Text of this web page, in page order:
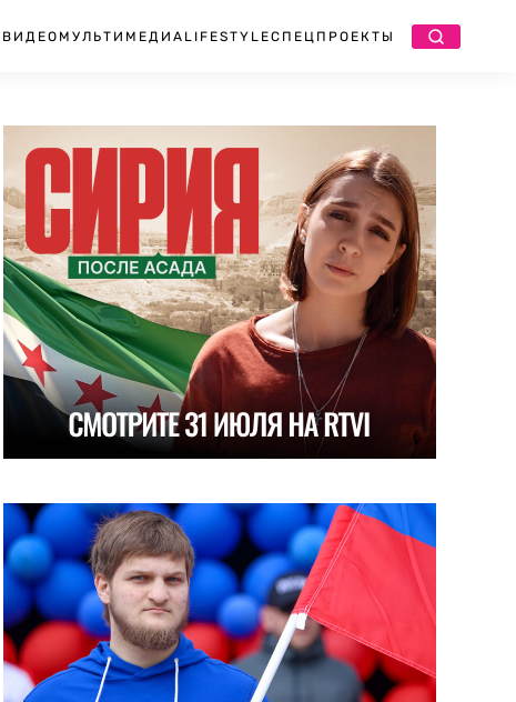
ВИДЕО МУЛЬТИМЕДИА LIFESTYLEСПЕЦПРОЕКТЫ